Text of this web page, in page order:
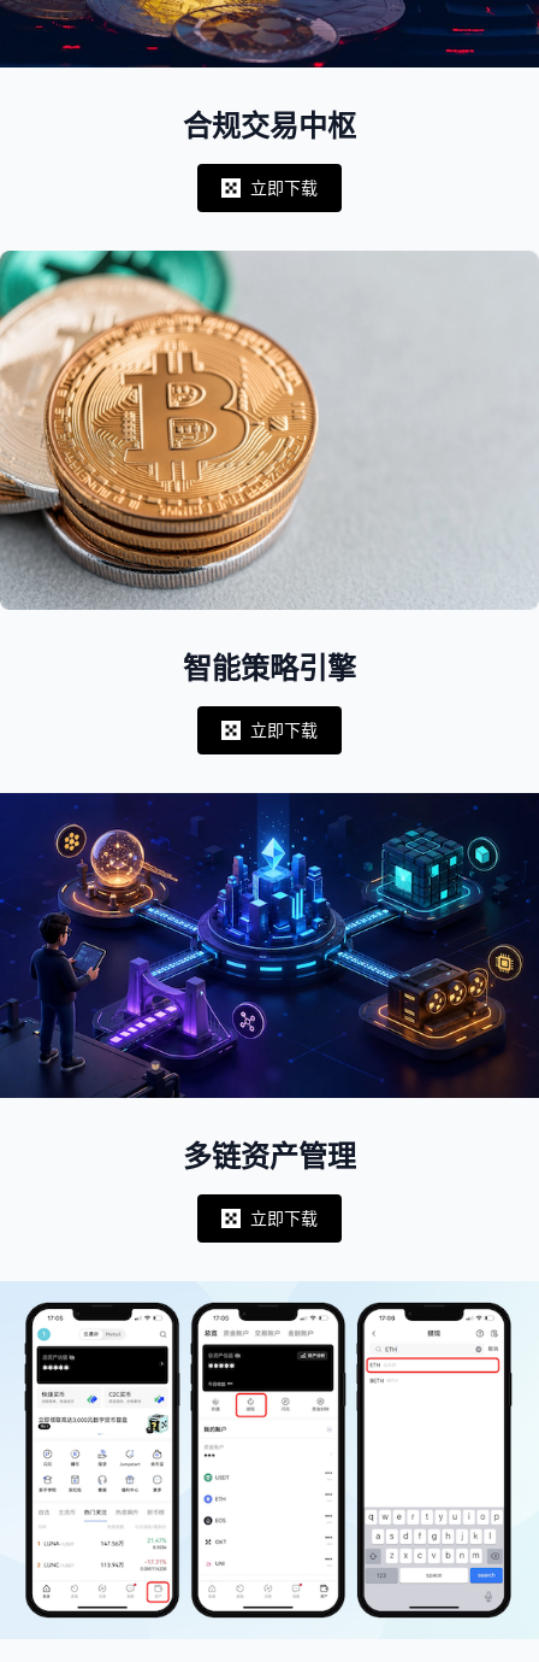
合规交易中枢
Notifications
立即下载
智能策略引擎
Notifications
立即下载
多链资产管理
Notifications
立即下载